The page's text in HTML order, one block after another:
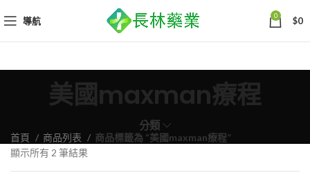
導航 0 $0
美國maxman療程
分類
首頁 商品列表
商品標籤為 “美國maxman療程”
顯示所有 2 筆結果